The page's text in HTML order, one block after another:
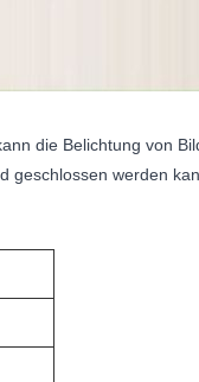
die Belichtung von
geschlossen werden